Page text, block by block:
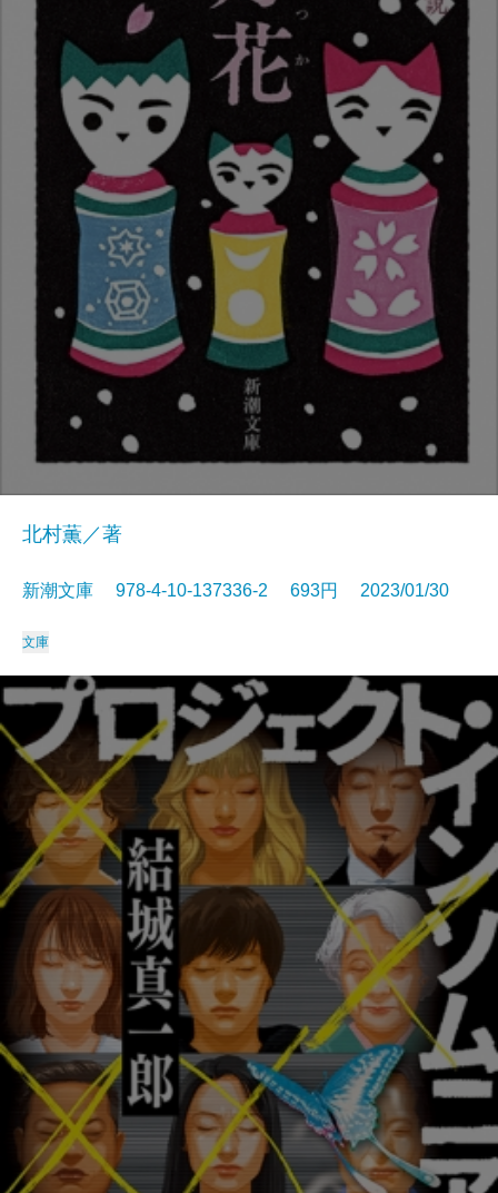
北村薫／著
新潮文庫 978-4-10-137336-2 693円 2023/01/30
文庫